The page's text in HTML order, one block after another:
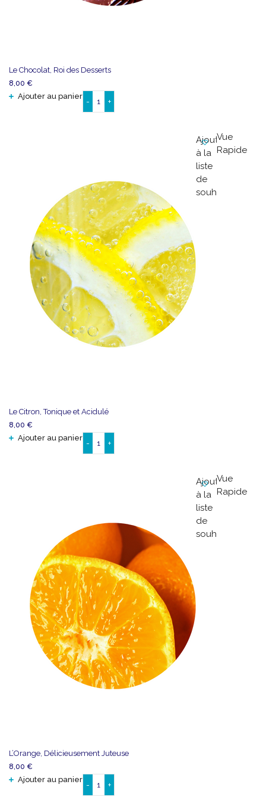
Le Chocolat, Roi des Desserts
8,00 €
Ajouter au panier
-
quantité
Desserts
+
Ajouter
à la
liste
de
souhaits
Le Citron, Tonique et Acidulé
8,00 €
Ajouter au panier
Vue
Rapide
-
quantité
Acidulé
+
Ajouter
à la
liste
de
souhaits
L’Orange, Délicieusement Juteuse
8,00 €
Ajouter au panier
Vue
Rapide
-
quantité
+